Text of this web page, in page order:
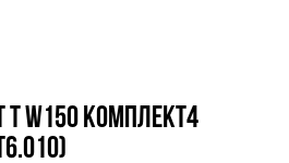
W150 комплект4